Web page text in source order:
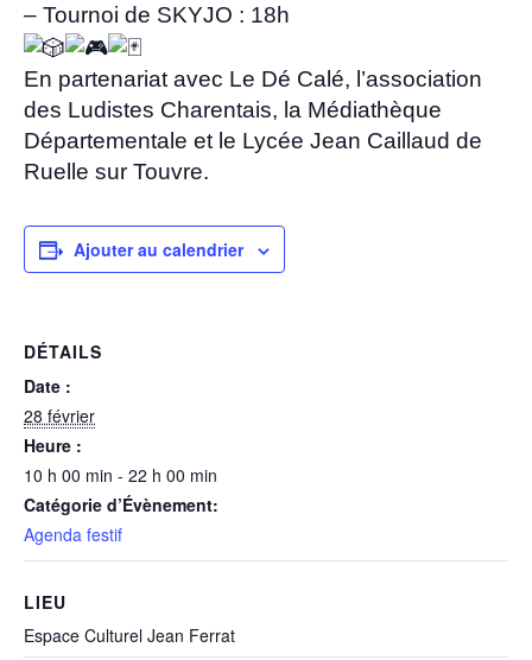
– Tournoi de SKYJO : 18h
En partenariat avec Le Dé Calé, l’association
des Ludistes Charentais, la Médiathèque
Départementale et le Lycée Jean Caillaud de
Ruelle sur Touvre.
Ajouter au calendrier
DÉTAILS
Date :
28 février
Heure :
10 h 00 min - 22 h 00 min
Catégorie d’Évènement:
Agenda festif
LIEU
Espace Culturel Jean Ferrat